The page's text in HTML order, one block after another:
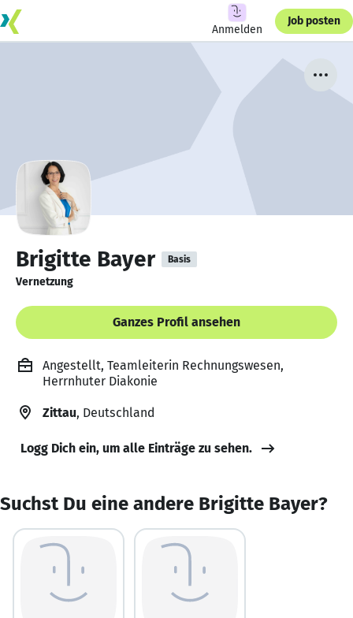
Anmelden
Job posten
Brigitte Bayer Basis
Vernetzung
Ganzes Profil ansehen
Angestellt, Teamleiterin Rechnungswesen,
Herrnhuter Diakonie
Zittau, Deutschland
Logg Dich ein, um alle Einträge zu sehen.
Suchst Du eine andere Brigitte Bayer?